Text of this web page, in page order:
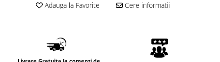
Adauga la Favorite Cere informatii